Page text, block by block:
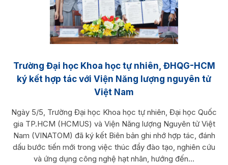
Trường Đại học Khoa học tự nhiên, ĐHQG-HCM
ký kết hợp tác với Viện Năng lượng nguyên tử
Việt Nam
Ngày 5/5, Trường Đại học Khoa học tự nhiên, Đại học Quốc
gia TP.HCM (HCMUS) và Viện Năng lượng Nguyên tử Việt
Nam (VINATOM) đã ký kết Biên bản ghi nhớ hợp tác, đánh
dấu bước tiến mới trong việc thúc đẩy đào tạo, nghiên cứu
và ứng dụng công nghệ hạt nhân, hướng đến...